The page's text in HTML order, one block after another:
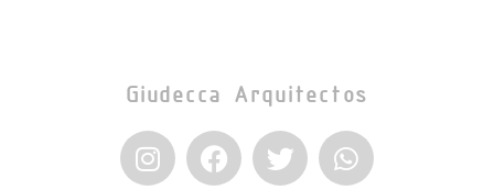
Giudecca Arquitectos
I
n
F
a
T
w
W
h